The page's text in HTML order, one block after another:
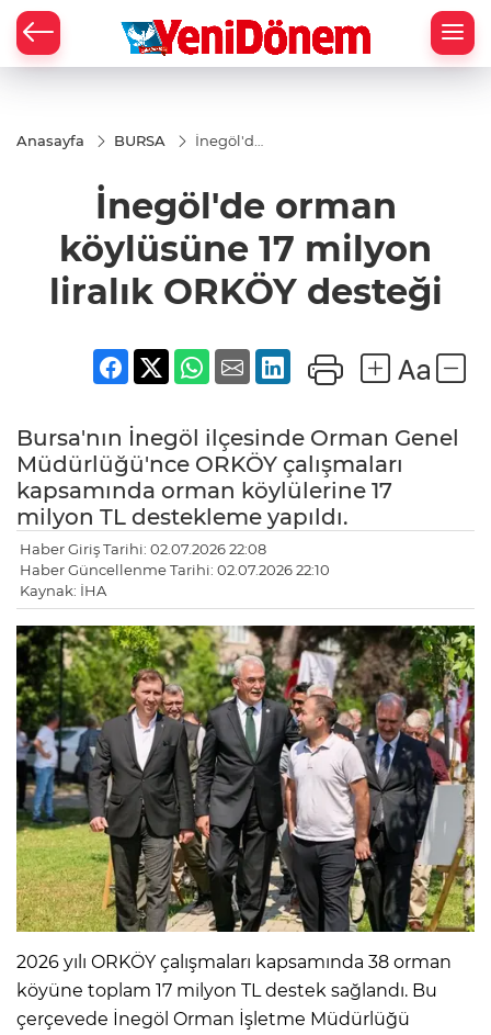
Anasayfa BURSA
İnegöl'de
17 milyon
liralık
desteği
İnegöl'de orman
köylüsüne 17 milyon
liralık ORKÖY desteği
Bursa'nın İnegöl ilçesinde Orman Genel
Müdürlüğü'nce ORKÖY çalışmaları
kapsamında orman köylülerine 17
milyon TL destekleme yapıldı.
Haber Giriş Tarihi: 02.07.2026 22:08
Haber Güncellenme Tarihi: 02.07.2026 22:10
Kaynak: İHA
2026 yılı ORKÖY çalışmaları kapsamında 38 orman
köyüne toplam 17 milyon TL destek sağlandı. Bu
çerçevede İnegöl Orman İşletme Müdürlüğü